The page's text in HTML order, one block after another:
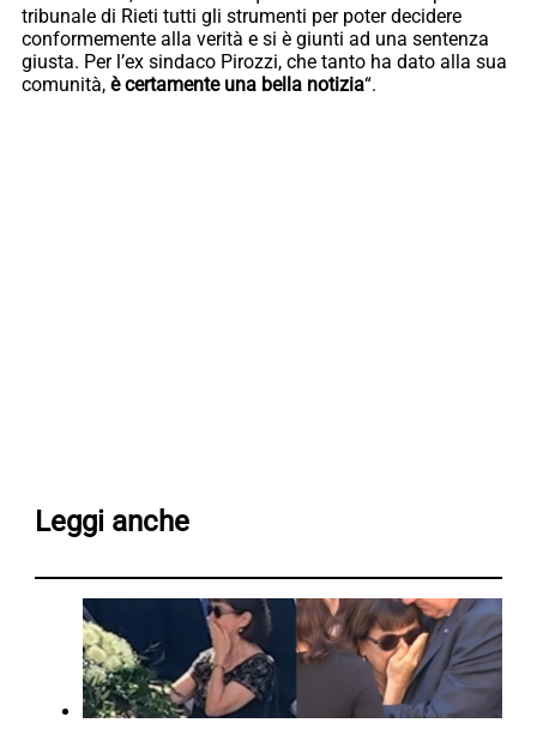
tribunale di Rieti tutti gli strumenti per poter decidere
conformemente alla verità e si è giunti ad una sentenza
giusta. Per l’ex sindaco Pirozzi, che tanto ha dato alla sua
comunità, è certamente una bella notizia“.
Leggi anche